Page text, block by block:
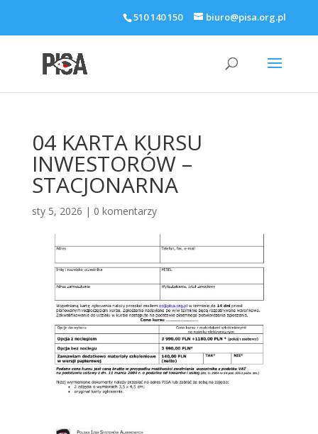
510 140 150 biuro@pisa.org.pl
04 KARTA KURSU
INWESTORÓW –
STACJONARNA
sty 5, 2026 | 0 komentarzy